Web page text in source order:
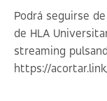
Podrá seguirse
de HLA
streaming
https://